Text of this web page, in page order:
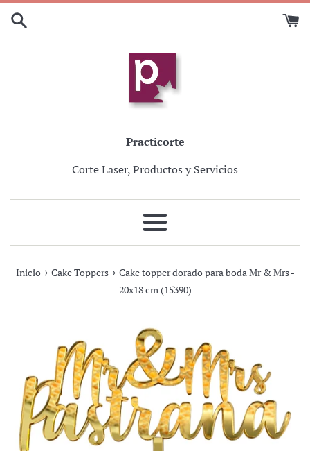
Ir
directamente
Practicorte
Corte Laser, Productos y Servicios
Más
Inicio › Cake Toppers › Cake topper dorado para boda Mr & Mrs -
20x18 cm (15390)